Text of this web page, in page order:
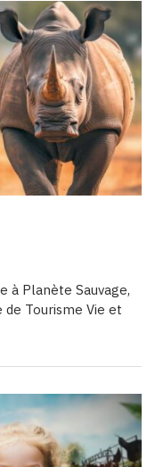
à Planète Sauvage,
Tourisme Vie et